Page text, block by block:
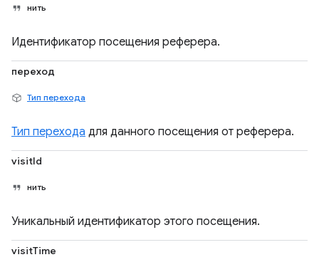
нить
Идентификатор посещения реферера.
переход
Тип перехода
Тип перехода для данного посещения от реферера.
visitId
нить
Уникальный идентификатор этого посещения.
visitTime